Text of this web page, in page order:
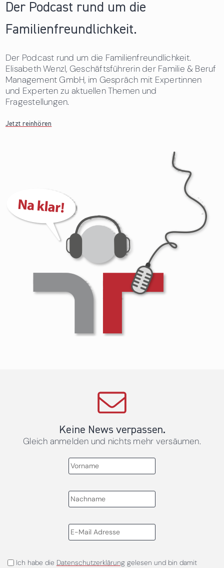
Der Podcast rund um die
Familienfreundlichkeit.
Der Podcast rund um die Familienfreundlichkeit.
Elisabeth Wenzl, Geschäftsführerin der Familie & Beruf
Management GmbH, im Gespräch mit Expertinnen
und Experten zu aktuellen Themen und
Fragestellungen.
Jetzt reinhören
Keine News verpassen.
Gleich anmelden und nichts mehr versäumen.
Ich habe die Datenschutzerklärunggelesen und bin damit